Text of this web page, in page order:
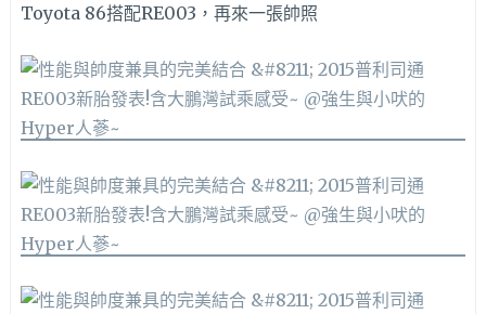
Toyota 86搭配RE003，再來一張帥照